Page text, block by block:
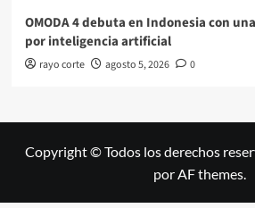
OMODA 4 debuta en Indonesia con
por inteligencia artificial
rayo corte agosto 5, 2026 0
Copyright © Todos los derechos
por AF themes.